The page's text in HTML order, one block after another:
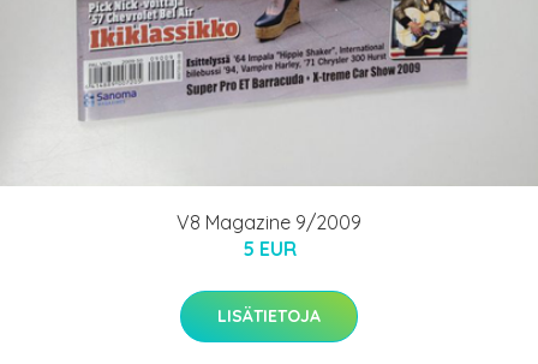
V8 Magazine 9/2009
5 EUR
LISÄTIETOJA